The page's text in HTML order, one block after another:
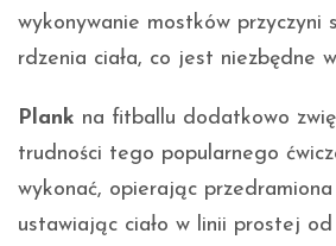
wykonywanie mostków przyczyni
rdzenia ciała, co jest niezbędne
Plank na fitballu dodatkowo
trudności tego popularnego
wykonać, opierając przedramiona
ustawiając ciało w linii prostej